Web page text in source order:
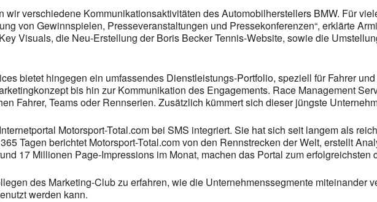
wir verschiedene Kommunikationsaktivitäten des Automobilherstellers BMW. Für
von Gewinnspielen, Presseveranstaltungen und Pressekonferenzen“, erklärte
Visuals, die Neu-Erstellung der Boris Becker Tennis-Website, sowie die
bietet hingegen ein umfassendes Dienstleistungs-Portfolio, speziell für Fahrer
bis hin zur Kommunikation des Engagements. Race Management
Fahrer, Teams oder Rennserien. Zusätzlich kümmert sich dieser jüngste
Motorsport-Total.com bei SMS integriert. Sie hat sich seit langem als
Tagen berichtet Motorsport-Total.com von den Rennstrecken der Welt, erstellt
17 Millionen Page-Impressions im Monat, machen das Portal zum erfolgreichsten
des Marketing-Club zu erfahren, wie die Unternehmenssegmente miteinander
werden kann.